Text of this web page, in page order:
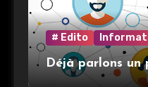
# Edito
Déjà parlons un